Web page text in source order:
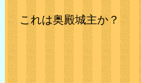
これは奥殿城主か？